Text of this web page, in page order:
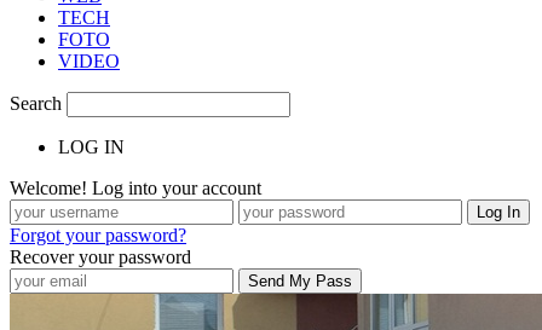
TECH
FOTO
VIDEO
Search
LOG IN
Welcome! Log into your account
Forgot your password?
Recover your password